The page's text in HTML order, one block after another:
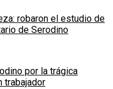
robaron el estudio de
de Serodino
por la trágica
trabajador